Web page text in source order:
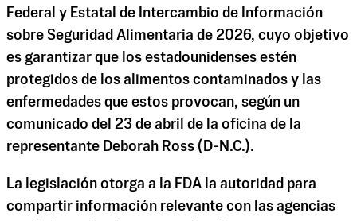
Federal y Estatal de Intercambio de Información
sobre Seguridad Alimentaria de 2026, cuyo objetivo
es garantizar que los estadounidenses estén
protegidos de los alimentos contaminados y las
enfermedades que estos provocan, según un
comunicado del 23 de abril de la oficina de la
representante Deborah Ross (D-N.C.).
La legislación otorga a la FDA la autoridad para
compartir información relevante con las agencias